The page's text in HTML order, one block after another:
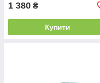
1 380 ₴
Купити